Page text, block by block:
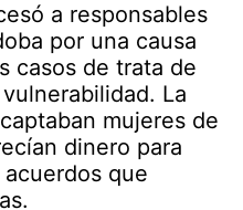
a responsables
por una causa
casos de trata de
La
mujeres de
dinero para
que